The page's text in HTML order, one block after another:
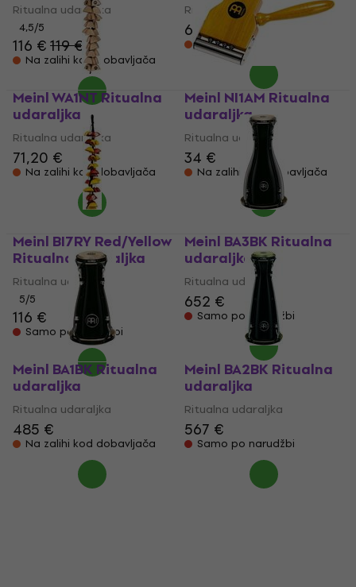
Ritualna udaraljka
4,5/5
116 €119 €
Na zalihi kod dobavljača
Ritualna udaraljka
66 € 68,80 €
Na zalihi kod dobavljača
Meinl WA1NT Ritualna
udaraljka
Ritualna udaraljka
71,20 €
Na zalihi kod dobavljača
Meinl NI1AM Ritualna
udaraljka
Ritualna udaraljka
34 €
Na zalihi kod dobavljača
Meinl BI7RY Red/Yellow
Ritualna udaraljka
Ritualna udaraljka
5/5
116 €
Samo po narudžbi
Meinl BA3BK Ritualna
udaraljka
Ritualna udaraljka
652 €
Samo po narudžbi
Meinl BA1BK Ritualna
udaraljka
Ritualna udaraljka
485 €
Na zalihi kod dobavljača
Meinl BA2BK Ritualna
udaraljka
Ritualna udaraljka
567 €
Samo po narudžbi